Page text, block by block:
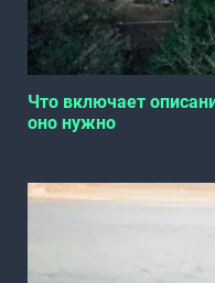
Что включает
оно нужно